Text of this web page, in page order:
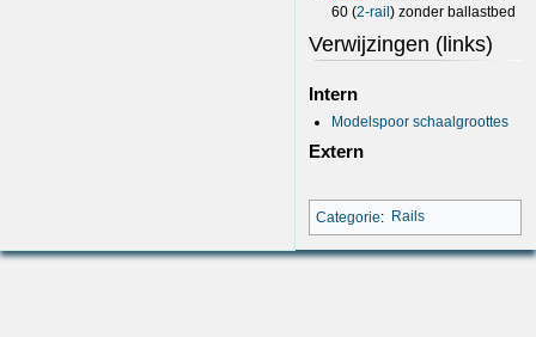
60 (2-rail) zonder ballastbed
Verwijzingen (links)
Intern
Modelspoor schaalgroottes
Extern
Categorie: Rails